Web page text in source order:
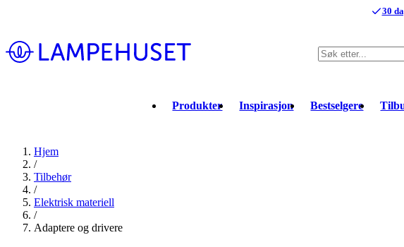
30
Produkter Inspirasjon Bestselgere
Hjem
/
Tilbehør
/
Elektrisk materiell
/
Adaptere og drivere